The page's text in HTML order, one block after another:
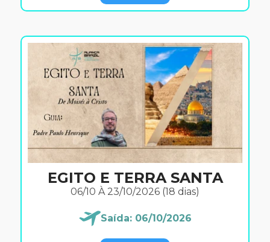
EGITO E TERRA SANTA
06/10 À 23/10/2026 (18 dias)
Saída: 06/10/2026